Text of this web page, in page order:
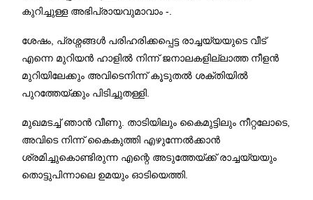
കുറിച്ചുള്ള അഭിപ്രായവുമാവാം -.
ശേഷം, പ്രശ്നങ്ങൾ പരിഹരിക്കപ്പെട്ട രാച്ചയ്യയുടെ വീട്
എന്നെ മുറിയൻ ഹാളിൽ നിന്ന് ജനാലകളില്ലാത്ത നീളൻ
മുറിയിലേക്കും അവിടെനിന്ന് കൂടുതൽ ശക്തിയിൽ
പുറത്തേയ്‌ക്കും പിടിച്ചുതള്ളി.
മുഖമടച്ച് ഞാൻ വീണു. താടിയിലും കൈമുട്ടിലും നീറ്റലോടെ,
അവിടെ നിന്ന് കൈകുത്തി എഴുന്നേൽക്കാൻ
ശ്രമിച്ചുകൊണ്ടിരുന്ന എന്റെ അടുത്തേയ്ക്ക് രാച്ചയ്യയും
തൊട്ടുപിന്നാലെ ഉമയും ഓടിയെത്തി.